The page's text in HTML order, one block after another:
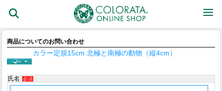
商品についてのお問い合わせ
カラー定規15cm 北極と南極の動物（縦4cm）
氏名 必須